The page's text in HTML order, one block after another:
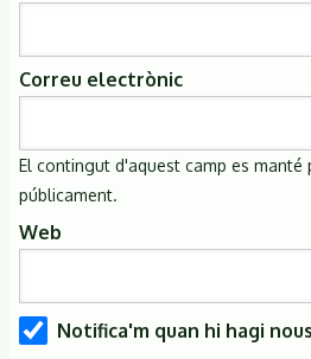
Correu electrònic
El contingut d'aquest camp es manté
públicament.
Web
Notifica'm quan hi hagi